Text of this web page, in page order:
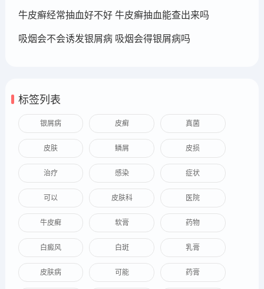
牛皮癣经常抽血好不好 牛皮癣抽血能查出来吗
吸烟会不会诱发银屑病 吸烟会得银屑病吗
标签列表
银屑病 皮癣 真菌
皮肤 鳞屑 皮损
治疗 感染 症状
可以 皮肤科 医院
牛皮癣 软膏 药物
白癜风 白斑 乳膏
皮肤病 可能 药膏